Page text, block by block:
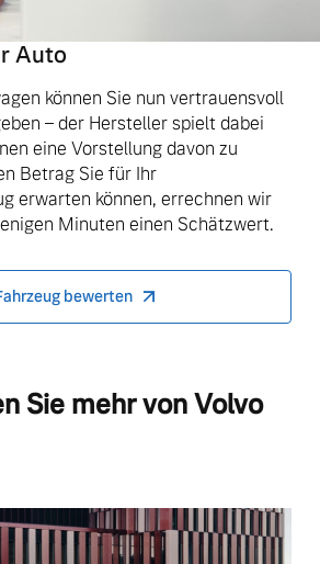
Auto
können Sie nun vertrauensvoll
– der Hersteller spielt dabei
eine Vorstellung davon zu
Betrag Sie für Ihr
erwarten können, errechnen wir
Minuten einen Schätzwert.
bewerten
Sie mehr von Volvo